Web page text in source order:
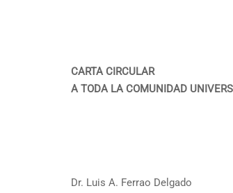
CARTA CIRCULAR
A TODA LA COMUNIDAD
Dr. Luis A. Ferrao Delgado